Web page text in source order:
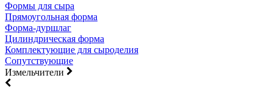
Формы для сыра
Прямоугольная форма
Форма-дуршлаг
Цилиндрическая форма
Комплектующие для сыроделия
Сопутствующие
Измельчители